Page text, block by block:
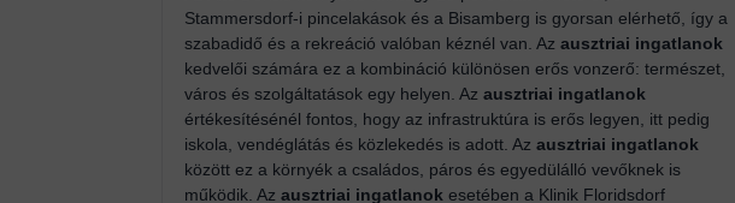
Stammersdorf-i pincelakások és a Bisamberg is gyorsan elérhető, így a
szabadidő és a rekreáció valóban kéznél van. Az ausztriai ingatlanok
kedvelői számára ez a kombináció különösen erős vonzerő: természet,
város és szolgáltatások egy helyen. Az ausztriai ingatlanok
értékesítésénél fontos, hogy az infrastruktúra is erős legyen, itt pedig
iskola, vendéglátás és közlekedés is adott. Az ausztriai ingatlanok
között ez a környék a családos, páros és egyedülálló vevőknek is
működik. Az ausztriai ingatlanok esetében a Klinik Floridsdorf